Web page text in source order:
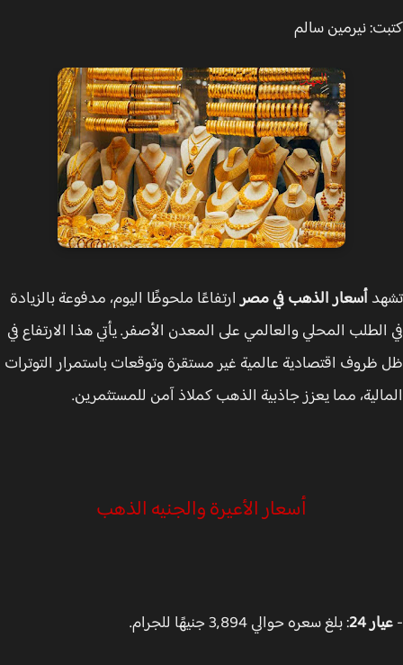
نيرمين سالم
أسعار الذهب في مصرارتفاعًا ملحوظًا اليوم، مدفوعة بالزيادة
المحلي والعالمي على المعدن الأصفر. يأتي هذا الارتفاع في
اقتصادية عالمية غير مستقرة وتوقعات باستمرار التوترات
مما يعزز جاذبية الذهب كملاذ آمن للمستثمرين.
أسعار الأعيرة والجنيه الذهب
24 : بلغ سعره حوالي 3,894 جنيهًا للجرام.